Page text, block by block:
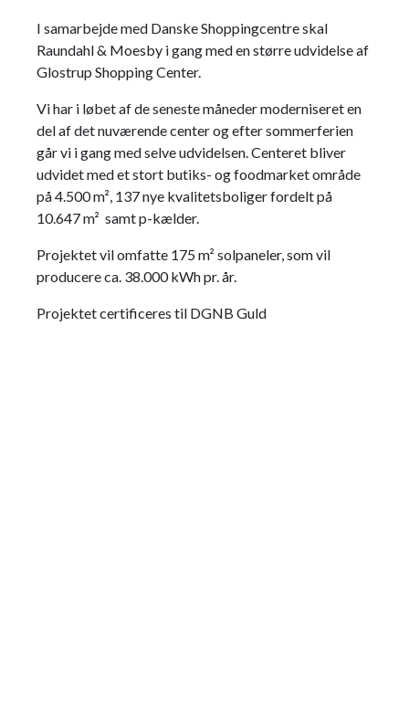
I samarbejde med Danske Shoppingcentre skal
Raundahl & Moesby i gang med en større udvidelse af
Glostrup Shopping Center.
Vi har i løbet af de seneste måneder moderniseret en
del af det nuværende center og efter sommerferien
går vi i gang med selve udvidelsen. Centeret bliver
udvidet med et stort butiks- og foodmarket område
på 4.500 m², 137 nye kvalitetsboliger fordelt på
10.647 m² samt p-kælder.
Projektet vil omfatte 175 m² solpaneler, som vil
producere ca. 38.000 kWh pr. år.
Projektet certificeres til DGNB Guld